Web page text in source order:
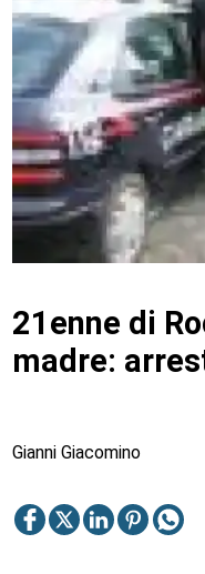
21enne di
madre:
Gianni Giacomino